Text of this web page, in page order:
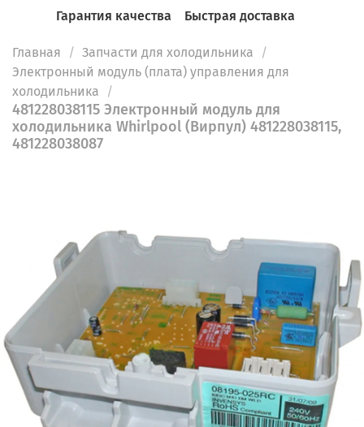
Гарантия качества Быстрая доставка
Главная
Запчасти для холодильника
Электронный модуль (плата) управления для
холодильника
481228038115 Электронный модуль для
холодильника Whirlpool (Вирпул) 481228038115,
481228038087